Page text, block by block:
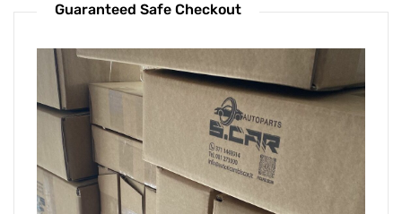
Guaranteed Safe Checkout